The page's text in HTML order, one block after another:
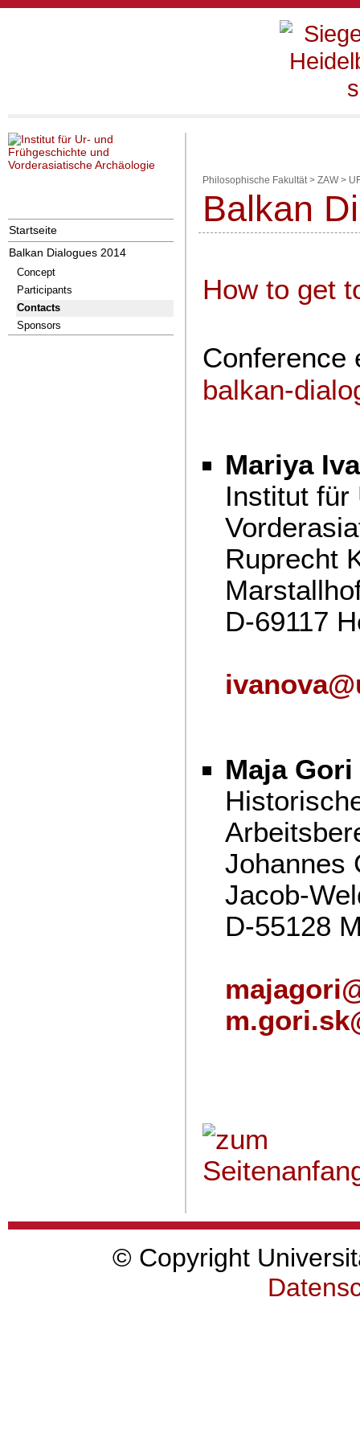
Startseite
Balkan Dialogues 2014
Concept
Participants
Contacts
Sponsors
Philosophische Fakultät > ZAW >
Balkan
How to get
Conference
balkan-
Mariya
Institut für
Ruprecht
D-69117
Maja Gori
Johannes
Jacob-
D-55128
© Copyright